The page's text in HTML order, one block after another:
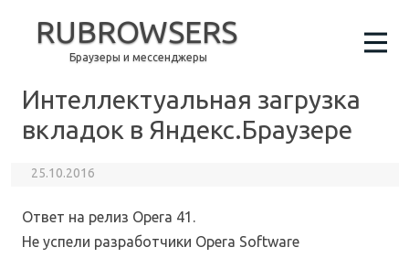
RUBROWSERS
Браузеры и мессенджеры
Интеллектуальная загрузка
вкладок в Яндекс.Браузере
25.10.2016
Ответ на релиз Opera 41.
Не успели разработчики Opera Software